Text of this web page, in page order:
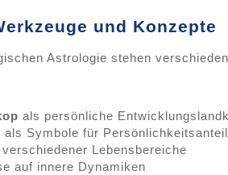
und Konzepte
Astrologie stehen
als persönliche
als Symbole für
Lebensbereiche
auf innere Dynamiken